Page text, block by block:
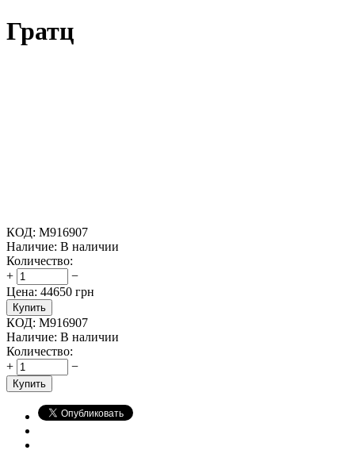
Гратц
КОД: M916907
Наличие: В наличии
Количество:
+
−
Цена: 44650 грн
Купить
КОД: M916907
Наличие: В наличии
Количество:
+
−
Купить